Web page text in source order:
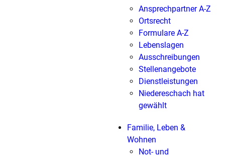
Ansprechpartner A-Z
Ortsrecht
Formulare A-Z
Lebenslagen
Ausschreibungen
Stellenangebote
Dienstleistungen
Niedereschach hat
gewählt
Familie, Leben &
Wohnen
Not- und